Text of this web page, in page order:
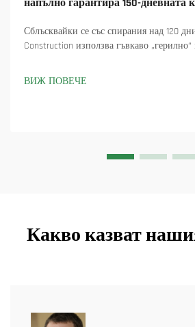
Сблъсквайки се със спирания над 120
Construction използва гъвкаво
ВИЖ ПОВЕЧЕ
Какво казват